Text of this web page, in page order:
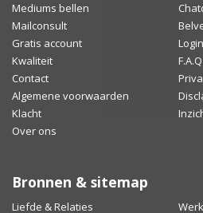
Mediums bellen
Mailconsult
Gratis account
Kwaliteit
F.A.Q
Contact
Algemene voorwaarden
Klacht
Over ons
Bronnen & sitemap
Liefde & Relaties